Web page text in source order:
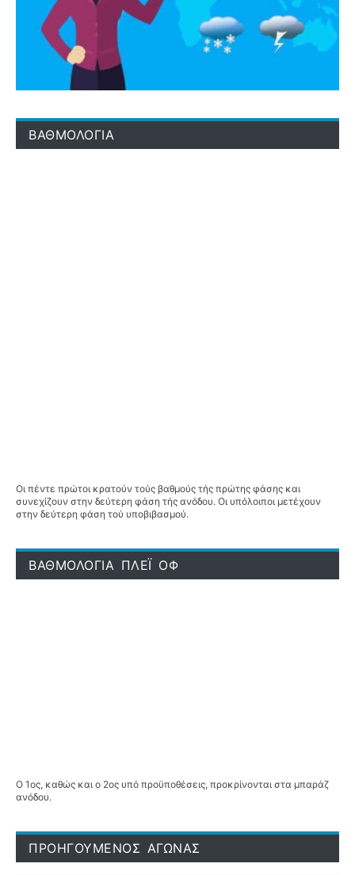
ΒΑΘΜΟΛΟΓΙΑ
Οι πέντε πρώτοι κρατούν τούς βαθμούς τής πρώτης φάσης και
συνεχίζουν στην δεύτερη φάση τής ανόδου. Οι υπόλοιποι μετέχουν
στην δεύτερη φάση τού υποβιβασμού.
ΒΑΘΜΟΛΟΓΙΑ ΠΛΕΪ ΟΦ
Ο 1ος, καθώς και ο 2ος υπό προϋποθέσεις, προκρίνονται στα μπαράζ
ανόδου.
ΠΡΟΗΓΟΥΜΕΝΟΣ ΑΓΩΝΑΣ